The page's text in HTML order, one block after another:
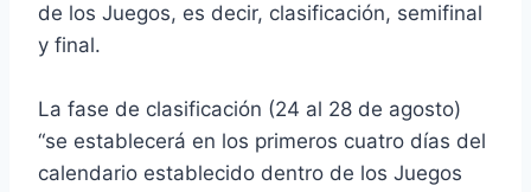
de los Juegos, es decir, clasificación, semifinal
y final.
La fase de clasificación (24 al 28 de agosto)
“se establecerá en los primeros cuatro días del
calendario establecido dentro de los Juegos